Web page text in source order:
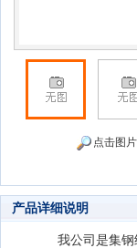
点击图
产品详细说明
我公司是集钢结构